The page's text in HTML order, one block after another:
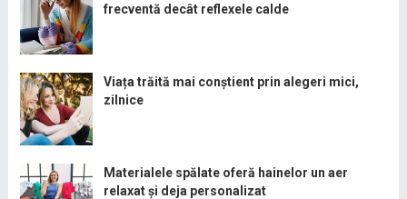
frecventă decât reflexele calde
Viața trăită mai conștient prin alegeri mici,
zilnice
Materialele spălate oferă hainelor un aer
relaxat și deja personalizat